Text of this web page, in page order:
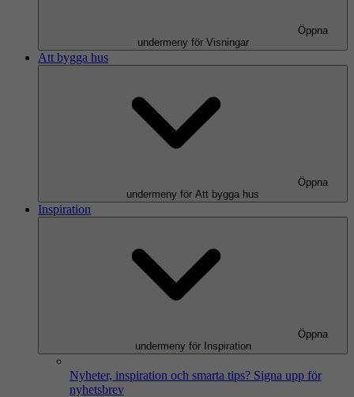
Öppna
undermeny för Visningar
Att bygga hus
Öppna
undermeny för Att bygga hus
Inspiration
Öppna
undermeny för Inspiration
Nyheter, inspiration och smarta tips? Signa upp för
nyhetsbrev